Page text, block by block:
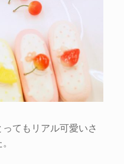
てもリアル可愛いさ